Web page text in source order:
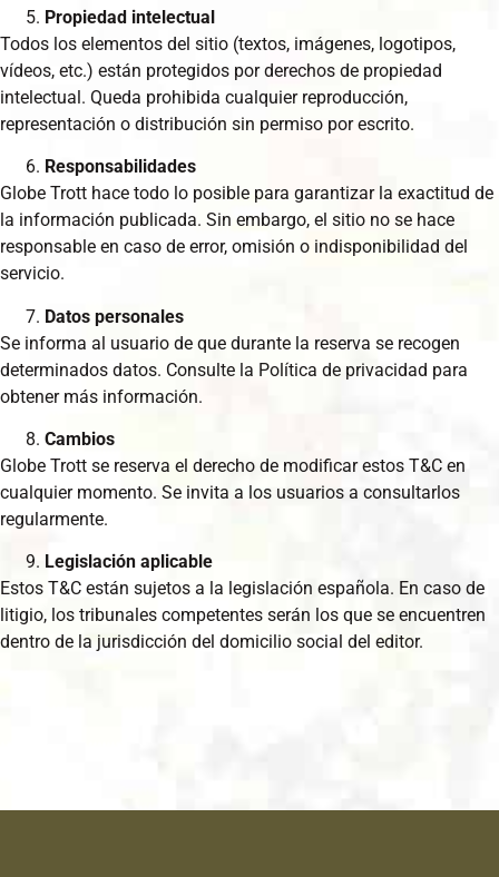
Propiedad intelectual
Todos los elementos del sitio (textos, imágenes, logotipos,
vídeos, etc.) están protegidos por derechos de propiedad
intelectual. Queda prohibida cualquier reproducción,
representación o distribución sin permiso por escrito.
Responsabilidades
Globe Trott hace todo lo posible para garantizar la exactitud de
la información publicada. Sin embargo, el sitio no se hace
responsable en caso de error, omisión o indisponibilidad del
servicio.
Datos personales
Se informa al usuario de que durante la reserva se recogen
determinados datos. Consulte la Política de privacidad para
obtener más información.
Cambios
Globe Trott se reserva el derecho de modificar estos T&C en
cualquier momento. Se invita a los usuarios a consultarlos
regularmente.
Legislación aplicable
Estos T&C están sujetos a la legislación española. En caso de
litigio, los tribunales competentes serán los que se encuentren
dentro de la jurisdicción del domicilio social del editor.